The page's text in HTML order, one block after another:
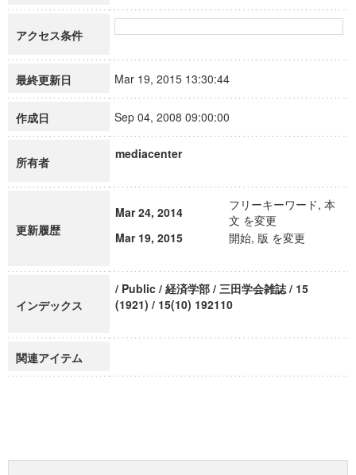
アクセス条件
最終更新日 Mar 19, 2015 13:30:44
作成日 Sep 04, 2008 09:00:00
所有者
mediacenter
更新履歴
Mar 24, 2014
フリーキーワード, 本
文 を変更
Mar 19, 2015
開始, 版 を変更
インデックス
/ Public / 経済学部 / 三田学会雑誌 / 15
(1921) / 15(10) 192110
関連アイテム